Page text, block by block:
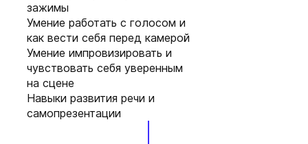
зажимы
Умение работать с голосом и
как вести себя перед камерой
Умение импровизировать и
чувствовать себя уверенным
на сцене
Навыки развития речи и
самопрезентации